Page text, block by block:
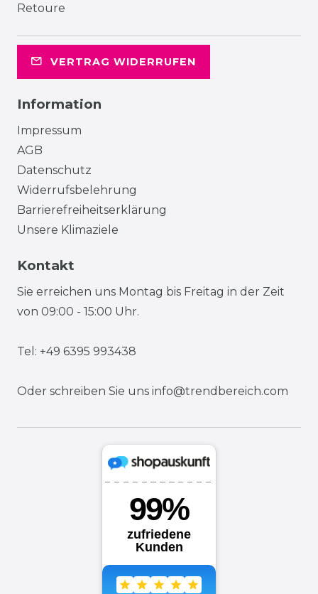
Retoure
VERTRAG WIDERRUFEN
Information
Impressum
AGB
Datenschutz
Widerrufsbelehrung
Barrierefreiheitserklärung
Unsere Klimaziele
Kontakt
Sie erreichen uns Montag bis Freitag in der Zeit
von 09:00 - 15:00 Uhr.
Tel: +49 6395 993438
Oder schreiben Sie uns info@trendbereich.com